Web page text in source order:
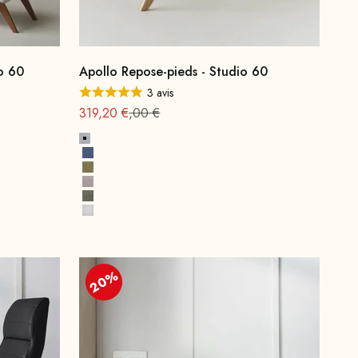
60 Apollo Repose-pieds - Studio 60
3 avis
Offre à partir de
319,20 €Prix normal : 399
,00 €
Gris platine
Bleu indigo
Laiton Jaune
Retro Rosé
Palmiers verts
Miami Blanc
20%